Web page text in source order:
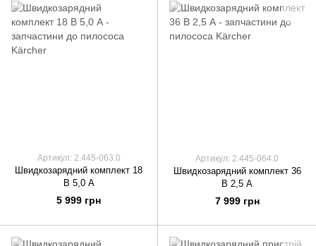
Артикул: 2.445-063.0
Швидкозарядний комплект 18
В 5,0 А
5 999 грн
Артикул: 2.445-064.0
Швидкозарядний комплект 36
В 2,5 А
7 999 грн